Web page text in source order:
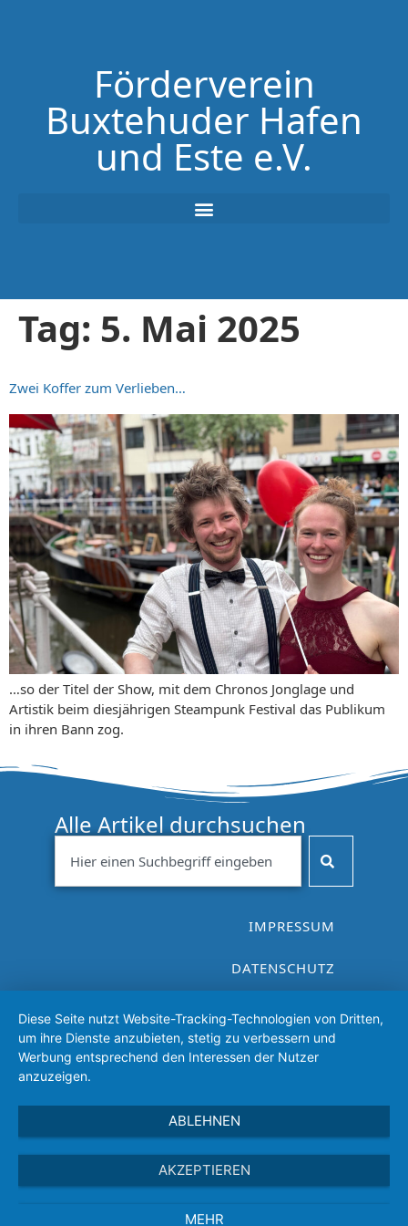
Förderverein
Buxtehuder Hafen
und Este e.V.
Tag: 5. Mai 2025
Zwei Koffer zum Verlieben…
…so der Titel der Show, mit dem Chronos Jonglage und
Artistik beim diesjährigen Steampunk Festival das Publikum
in ihren Bann zog.
Alle Artikel durchsuchen
IMPRESSUM
DATENSCHUTZ
VEREINSSATZUNG
Diese Seite nutzt Website-Tracking-Technologien von Dritten,
um ihre Dienste anzubieten, stetig zu verbessern und
Werbung entsprechend den Interessen der Nutzer
anzuzeigen.
ABLEHNEN
AKZEPTIEREN
MEHR